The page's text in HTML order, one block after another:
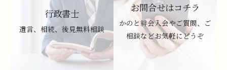
行政書士
遺言、相続、後見無料相談
お問合せはコチラ
かのと絆会入会やご質問、ご
相談などお気軽にどうぞ